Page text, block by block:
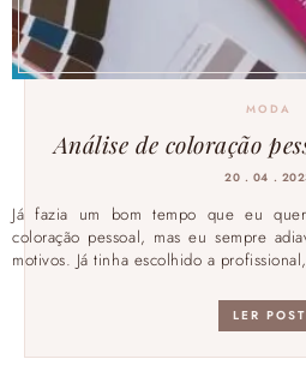
MODA
Análise de coloração
20 . 04 .
Já fazia um bom tempo que eu
coloração pessoal, mas eu sempre
motivos. Já tinha escolhido a
LER POST